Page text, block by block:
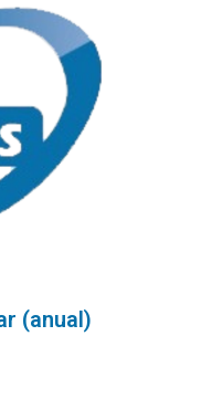
(anual)